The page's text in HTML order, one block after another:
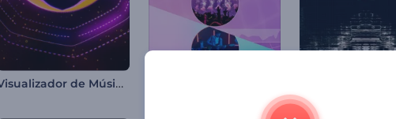
Visualizador de Música Electro House